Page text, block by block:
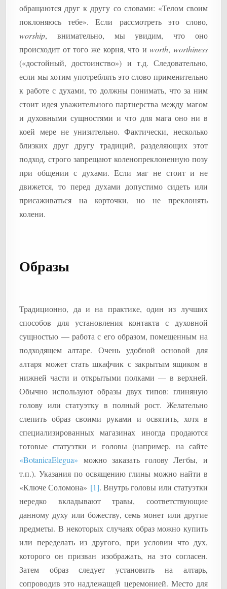
обращаются друг к другу со словами: «Телом своим
поклоняюсь тебе». Если рассмотреть это слово,
worship, внимательно, мы увидим, что оно
происходит от того же корня, что иworth, worthiness
(«достойный, достоинство») и т.д. Следовательно,
если мы хотим употреблять это слово применительно
к работе с духами, то должны понимать, что за ним
стоит идея уважительного партнерства между магом
и духовными сущностями и что для мага оно ни в
коей мере не унизительно. Фактически, несколько
близких друг другу традиций, разделяющих этот
подход, строго запрещают коленопреклоненную позу
при общении с духами. Если маг не стоит и не
движется, то перед духами допустимо сидеть или
присаживаться на корточки, но не преклонять
колени.
Образы
Традиционно, да и на практике, один из лучших
способов для установления контакта с духовной
сущностью — работа с его образом, помещенным на
подходящем алтаре. Очень удобной основой для
алтаря может стать шкафчик с закрытым ящиком в
нижней части и открытыми полками — в верхней.
Обычно используют образы двух типов: глиняную
голову или статуэтку в полный рост. Желательно
слепить образ своими руками и освятить, хотя в
специализированных магазинах иногда продаются
готовые статуэтки и головы (например, на сайте
«BotanicaElegua» можно заказать голову Легбы, и
т.п.). Указания по освящению глины можно найти в
«Ключе Соломона» [1]. Внутрь головы или статуэтки
нередко вкладывают травы, соответствующие
данному духу или божеству, семь монет или другие
предметы. В некоторых случаях образ можно купить
или переделать из другого, при условии что дух,
которого он призван изображать, на это согласен.
Затем образ следует установить на алтарь,
сопроводив это надлежащей церемонией. Место для